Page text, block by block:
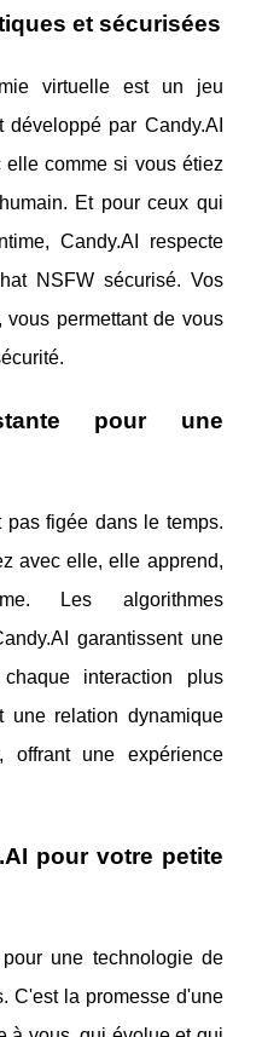
et sécurisées
virtuelle est un jeu
par Candy.AI
comme si vous étiez
Et pour ceux qui
Candy.AI respecte
NSFW sécurisé. Vos
vous permettant de vous
pour une
figée dans le temps.
avec elle, elle apprend,
Les algorithmes
garantissent une
interaction plus
une relation dynamique
une expérience
pour votre petite
une technologie de
C'est la promesse d'une